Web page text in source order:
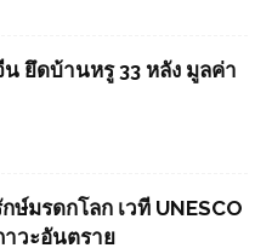
ยึดบ้านหรู 33 หลัง มูลค่า
มรดกโลก เวที UNESCO
วะอันตราย